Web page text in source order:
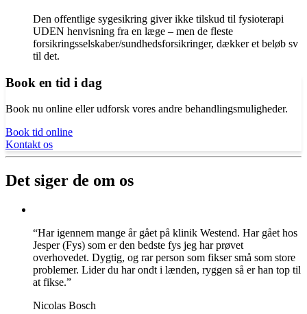
Den offentlige sygesikring giver ikke tilskud til fysioterapi
UDEN henvisning fra en læge – men de fleste
forsikringsselskaber/sundhedsforsikringer, dækker et beløb sv
til det.
Book en tid i dag
Book nu online eller udforsk vores andre behandlingsmuligheder.
Book tid online
Kontakt os
Det siger de om os
“Har igennem mange år gået på klinik Westend. Har gået hos
Jesper (Fys) som er den bedste fys jeg har prøvet
overhovedet. Dygtig, og rar person som fikser små som store
problemer. Lider du har ondt i lænden, ryggen så er han top til
at fikse.”
Nicolas Bosch